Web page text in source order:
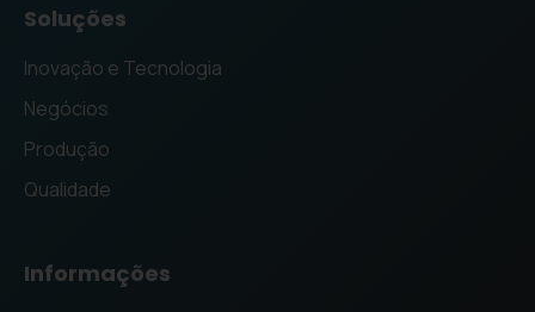
Soluções
Inovação e Tecnologia
Negócios
Produção
Qualidade
Informações